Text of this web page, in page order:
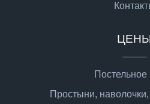
Постельное
Простыни,